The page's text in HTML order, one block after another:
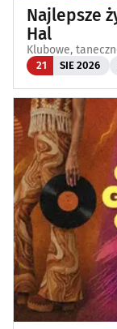
Najlepsze
Hal
Klubowe,
21 SIE 2026